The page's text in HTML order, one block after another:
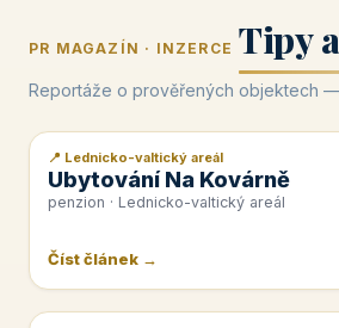
PR MAGAZÍN · INZERCE Tipy
Reportáže o prověřených objektech —
📰 PR článek
📍 Lednicko-valtický areál
Ubytování Na Kovárně
penzion · Lednicko-valtický areál
Číst článek →